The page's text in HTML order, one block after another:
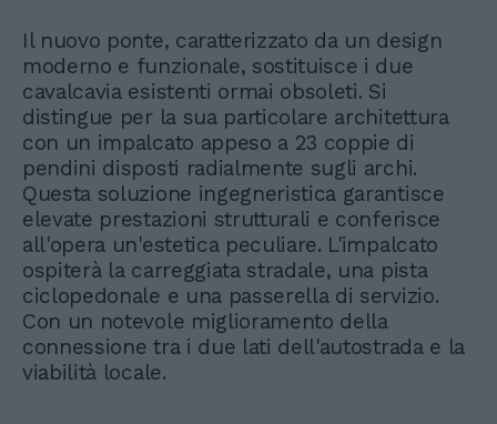
Il nuovo ponte, caratterizzato da un design
moderno e funzionale, sostituisce i due
cavalcavia esistenti ormai obsoleti. Si
distingue per la sua particolare architettura
con un impalcato appeso a 23 coppie di
pendini disposti radialmente sugli archi.
Questa soluzione ingegneristica garantisce
elevate prestazioni strutturali e conferisce
all'opera un'estetica peculiare. L'impalcato
ospiterà la carreggiata stradale, una pista
ciclopedonale e una passerella di servizio.
Con un notevole miglioramento della
connessione tra i due lati dell'autostrada e la
viabilità locale.